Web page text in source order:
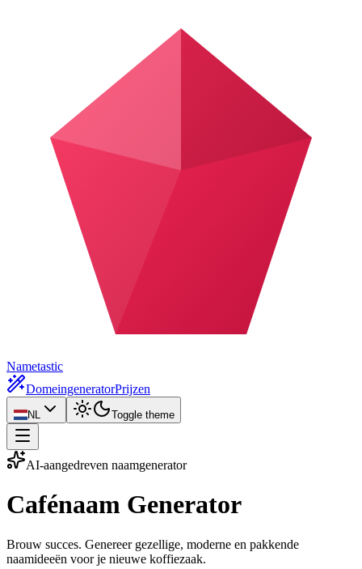
Nametastic
DomeingeneratorPrijzen
NL Toggle theme
AI-aangedreven naamgenerator
Cafénaam Generator
Brouw succes. Genereer gezellige, moderne en pakkende
naamideeën voor je nieuwe koffiezaak.